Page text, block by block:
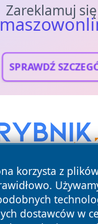
Zareklamuj
SPRAWDŹ
korzysta z
dostawców w